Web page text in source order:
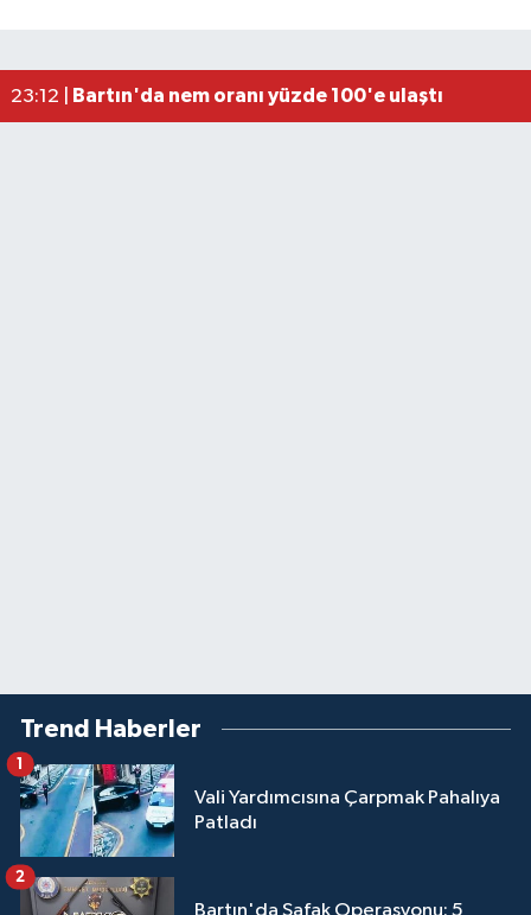
23:12 |
Bartın'da nem oranı yüzde 100'e ulaştı
Trend Haberler
Vali Yardımcısına Çarpmak Pahalıya
Patladı
1
2